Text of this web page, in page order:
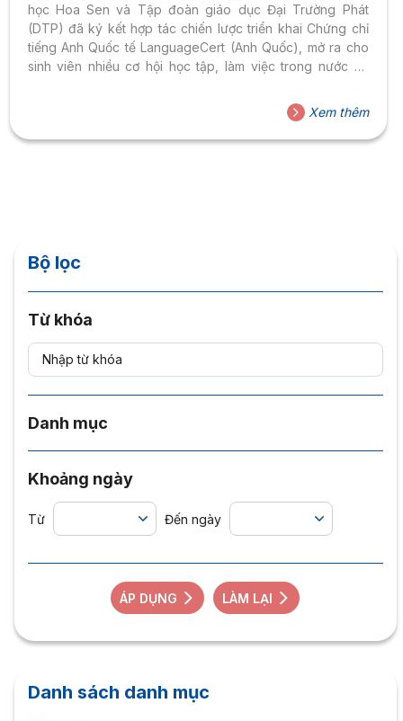
học Hoa Sen và Tập đoàn giáo dục Đại Trường Phát
(DTP) đã ký kết hợp tác chiến lược triển khai Chứng chỉ
tiếng Anh Quốc tế LanguageCert (Anh Quốc), mở ra cho
sinh viên nhiều cơ hội học tập, làm việc trong nước và
Xem thêm
Bộ lọc
Từ khóa
Danh mục
Khoảng ngày
Từ Đến ngày
ÁP DỤNG LÀM LẠI
Danh sách danh mục